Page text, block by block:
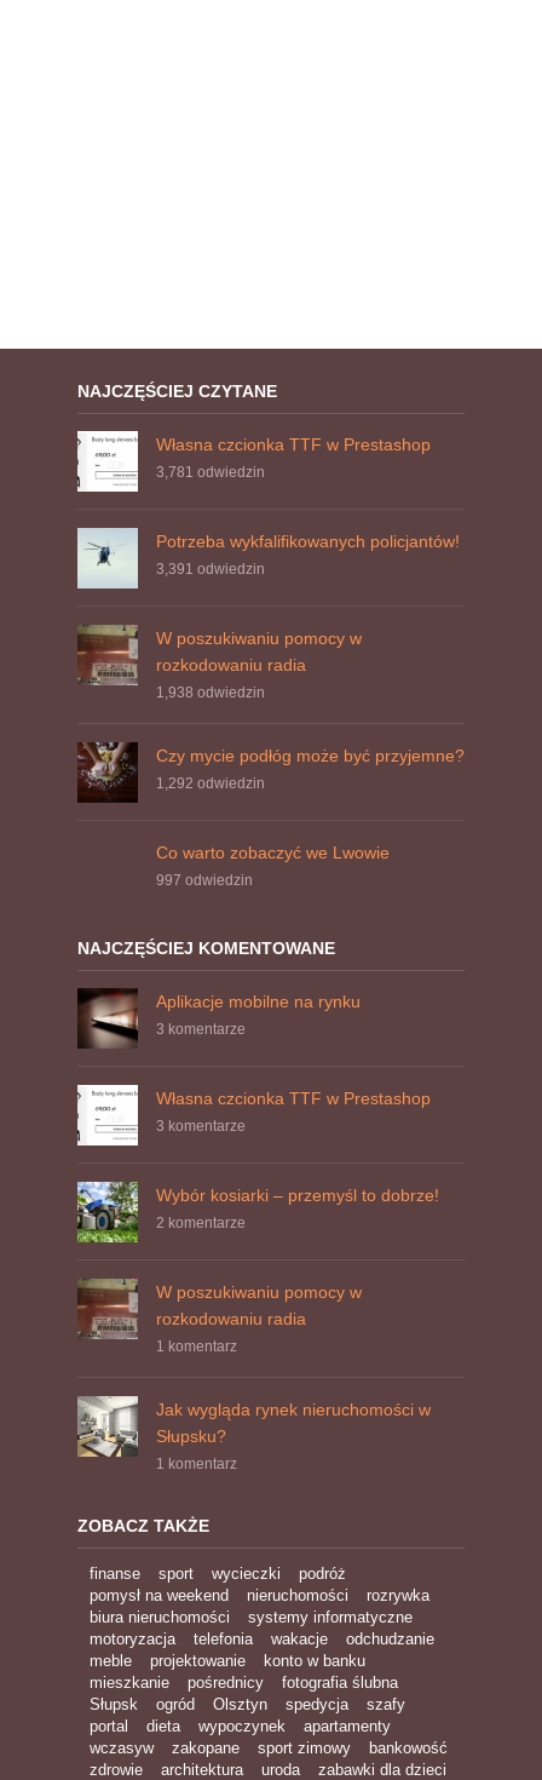
NAJCZĘŚCIEJ CZYTANE
Własna czcionka TTF w Prestashop
3,781 odwiedzin
Potrzeba wykfalifikowanych policjantów!
3,391 odwiedzin
W poszukiwaniu pomocy w
rozkodowaniu radia
1,938 odwiedzin
Czy mycie podłóg może być przyjemne?
1,292 odwiedzin
Co warto zobaczyć we Lwowie
997 odwiedzin
NAJCZĘŚCIEJ KOMENTOWANE
Aplikacje mobilne na rynku
3 komentarze
Własna czcionka TTF w Prestashop
3 komentarze
Wybór kosiarki – przemyśl to dobrze!
2 komentarze
W poszukiwaniu pomocy w
rozkodowaniu radia
1 komentarz
Jak wygląda rynek nieruchomości w
Słupsku?
1 komentarz
ZOBACZ TAKŻE
finanse sport wycieczki
podróż
pomysł na weekend
nieruchomości
rozrywka
biura nieruchomości
systemy informatyczne
motoryzacja
telefonia wakacje
odchudzanie
meble
projektowanie
konto w banku
mieszkanie
pośrednicy
fotografia ślubna
Słupsk
ogród Olsztyn spedycja
szafy
portal
dieta wypoczynek
apartamenty
wczasyw
zakopane sport zimowy
bankowość
zdrowie
architektura uroda zabawki dla dzieci